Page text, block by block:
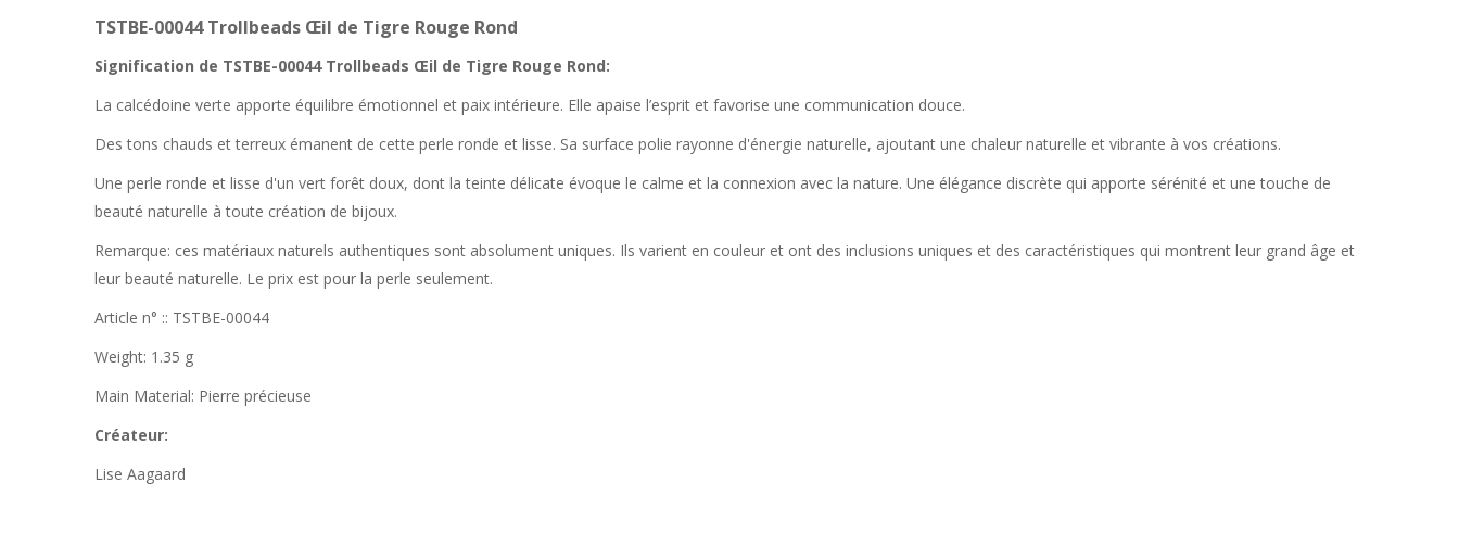
TSTBE-00044 Trollbeads Œil de Tigre Rouge Rond
Signification de TSTBE-00044 Trollbeads Œil de Tigre Rouge Rond:
La calcédoine verte apporte équilibre émotionnel et paix intérieure. Elle apaise l’esprit et favorise une communication douce.
Des tons chauds et terreux émanent de cette perle ronde et lisse. Sa surface polie rayonne d'énergie naturelle, ajoutant une chaleur naturelle et vibrante à vos créations.
Une perle ronde et lisse d'un vert forêt doux, dont la teinte délicate évoque le calme et la connexion avec la nature. Une élégance discrète qui apporte sérénité et une touche de
beauté naturelle à toute création de bijoux.
Remarque: ces matériaux naturels authentiques sont absolument uniques. Ils varient en couleur et ont des inclusions uniques et des caractéristiques qui montrent leur grand âge et
leur beauté naturelle. Le prix est pour la perle seulement.
Article n° :: TSTBE-00044
Weight: 1.35 g
Main Material: Pierre précieuse
Créateur:
Lise Aagaard